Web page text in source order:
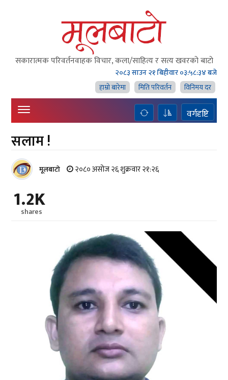
सकारात्मक परिवर्तनवाहक विचार, कला/साहित्य र सत्य खवरको बाटाे
२०८३ साउन २१ बिहीवार०३:५८:३५ बजे
हाम्राे बारेमा
मिति परिवर्तन विनिमय दर
वर्गदृष्टि
सलाम !
मूलबाटाे २०८० असोज २६ शुक्रवार २१:२६
1.2K
shares